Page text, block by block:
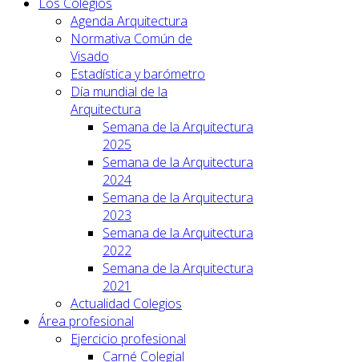
Agenda Arquitectura
Normativa Común de
Visado
Estadística y barómetro
Día mundial de la
Arquitectura
Semana de la Arquitectura
2025
Semana de la Arquitectura
2024
Semana de la Arquitectura
2023
Semana de la Arquitectura
2022
Semana de la Arquitectura
2021
Actualidad Colegios
Área profesional
Ejercicio profesional
Carné Colegial